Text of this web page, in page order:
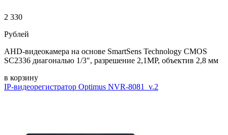
2 330
Рублей
AHD-видеокамера на основе SmartSens Technology CMOS
SC2336 диагональю 1/3″, разрешение 2,1MP, объектив 2,8 мм
в корзину
IP-видеорегистратор Optimus NVR-8081_v.2